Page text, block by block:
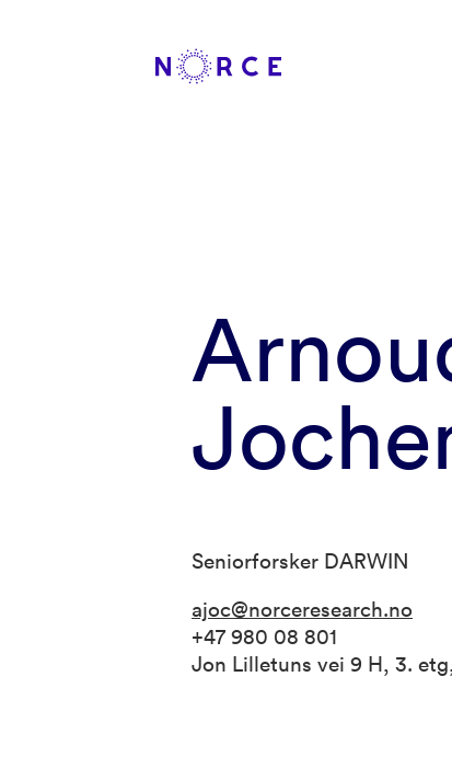
Seniorforsker DARWIN
ajoc@norceresearch.no
+47 980 08 801
Jon Lilletuns vei 9 H, 3.